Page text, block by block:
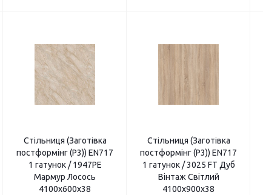
Стільниця (Заготівка
постформінг (P3)) EN717
1 гатунок / 1947PE
Мармур Лосось
4100х600х38
Стільниця (Заготівка
постформінг (P3)) EN717
1 гатунок / 3025 FT Дуб
Вінтаж Світлий
4100х900х38